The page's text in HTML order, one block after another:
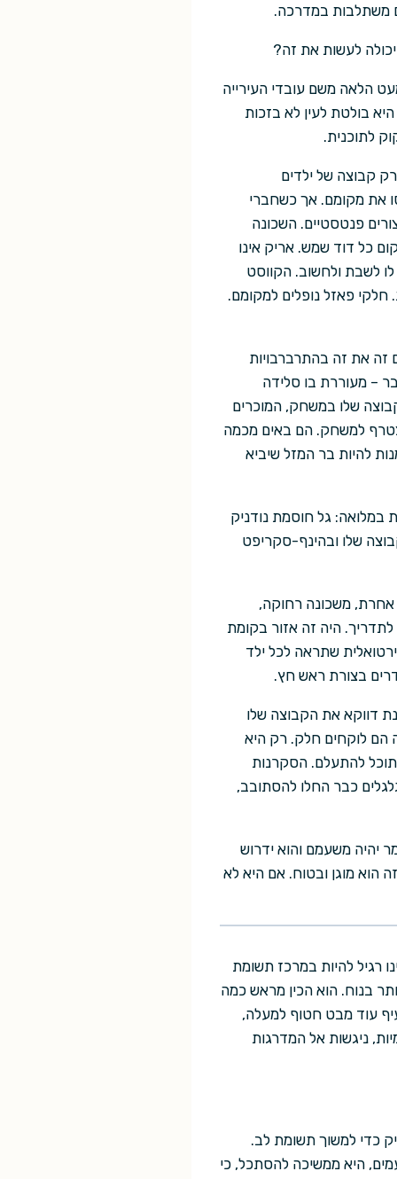
משתלבות במדרכה.
לעשות את זה?
הלאה משם עובדי העירייה
בולטת לעין לא בזכות
לתוכנית.
קבוצה של ילדים
את מקומם. אך כשחברי
פנטסטיים. השכונה
כל דוד שמש. אריק אינו
לשבת ולחשוב. הקווסט
פאזל נופלים למקומם.
זה את זה בהתרברבויות
– מעוררת בו סלידה
שלו במשחק, המוכרים
למשחק. הם באים מכמה
להיות בר המזל שיביא
במלואה: גל חוסמת נודניק
שלו ובהינף-סקריפט
אחרת, משכונה רחוקה,
היה זה אזור בקומת
שתראה לכל ילד
בצורת ראש חץ.
דווקא את הקבוצה שלו
הם לוקחים חלק. רק היא
תוכל להתעלם. הסקרנות
כבר החלו להסתובב,
יהיה משעמם והוא ידרוש
מוגן ובטוח. אם היא לא
רגיל להיות במרכז תשומת
בנוח. הוא הכין מראש כמה
עוד מבט חטוף למעלה,
ניגשות אל המדרגות
כדי למשוך תשומת לב.
היא ממשיכה להסתכל, כי